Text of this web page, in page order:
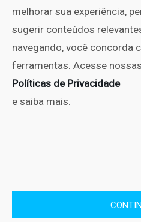
melhorar sua experiência,
sugerir conteúdos
navegando, você concorda
ferramentas. Acesse nossas
Políticas de Privacidade
e saiba mais.
Copyright © No Set 2010 - 2025.